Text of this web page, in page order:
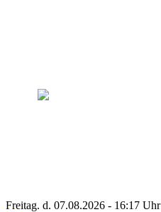
Freitag. d. 07.08.2026 - 16:17 Uhr